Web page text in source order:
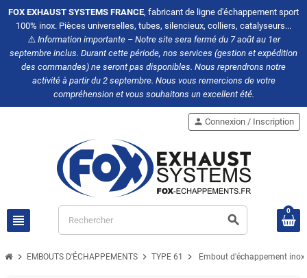
FOX EXHAUST SYSTEMS FRANCE, fabricant de ligne d'échappement sport
100% inox. Pièces universelles, tubes, silencieux, colliers, catalyseurs...
⚠️Information importante – Notre site sera fermé du 7 août au 1er
septembre inclus. Durant cette période, nos services (gestion et expédition
des commandes) ne seront pas disponibles. Nous reprendrons notre
activité à partir du 2 septembre. Nous vous remercions de votre
compréhension et vous souhaitons un excellent été.
view_headline search
person Connexion / Inscription
0
chevron_right EMBOUTS D'ÉCHAPPEMENTS chevron_right TYPE 61 chevron_right Embout d'échappement